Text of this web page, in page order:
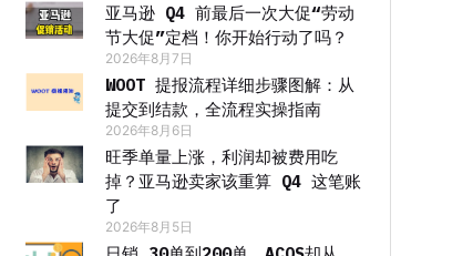
亚马逊 Q4 前最后一次大促“劳动
节大促”定档！你开始行动了吗？
2026年8月7日
WOOT 提报流程详细步骤图解：从
提交到结款，全流程实操指南
2026年8月6日
旺季单量上涨，利润却被费用吃
掉？亚马逊卖家该重算 Q4 这笔账
了
2026年8月5日